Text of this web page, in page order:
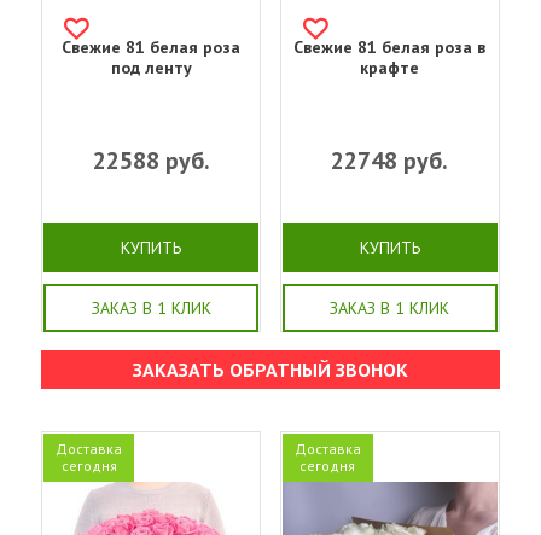
Свежие 81 белая роза
под ленту
22588 руб.
КУПИТЬ
ЗАКАЗ В 1 КЛИК
Свежие 81 белая роза в
крафте
22748 руб.
КУПИТЬ
ЗАКАЗ В 1 КЛИК
ЗАКАЗАТЬ ОБРАТНЫЙ ЗВОНОК
Доставка
сегодня
Доставка
сегодня